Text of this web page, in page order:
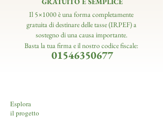
Il 5×1000 è una forma completamente
gratuita di destinare delle tasse (IRPEF) a
sostegno di una causa importante.
Basta la tua firma e il nostro codice fiscale:
01546350677
Esplora
il progetto